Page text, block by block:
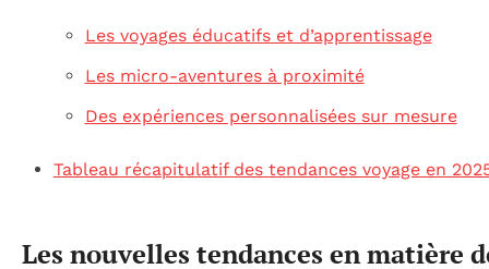
Les voyages éducatifs et d’apprentissage
Les micro-aventures à proximité
Des expériences personnalisées sur mesure
Tableau récapitulatif des tendances voyage en
Les nouvelles tendances en matière